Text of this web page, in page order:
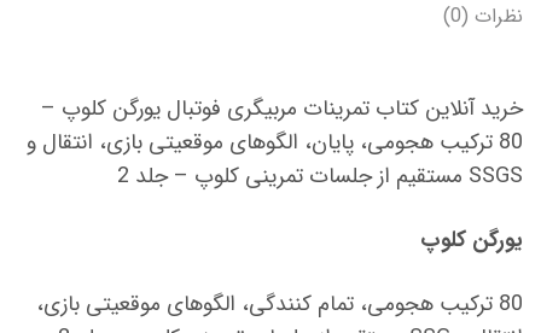
نظرات (0)
خرید آنلاین کتاب تمرینات مربیگری فوتبال یورگن کلوپ –
80 ترکیب هجومی، پایان، الگوهای موقعیتی بازی، انتقال و
SSGS مستقیم از جلسات تمرینی کلوپ – جلد 2
یورگن کلوپ
80 ترکیب هجومی، تمام کنندگی، الگوهای موقعیتی بازی،